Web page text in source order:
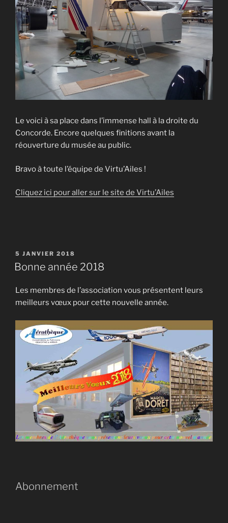
Le voici à sa place dans l’immense hall à la droite du
Concorde. Encore quelques finitions avant la
réouverture du musée au public.
Bravo à toute l’équipe de Virtu’Ailes !
Cliquez ici pour aller sur le site de Virtu’Ailes
PUBLIÉ
LE
5 JANVIER 2018
Bonne année 2018
Les membres de l’association vous présentent leurs
meilleurs vœux pour cette nouvelle année.
Abonnement